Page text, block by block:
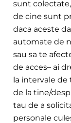
sunt
de cine sunt
daca aceste
automate de
sau sa te
de acces– ai
la intervale
de la tine/
tau de a
personale